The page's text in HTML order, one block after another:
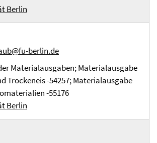
Berlin
berlin.de
Materialausgaben; Materialausgabe
Trockeneis -54257; Materialausgabe
-55176
Berlin